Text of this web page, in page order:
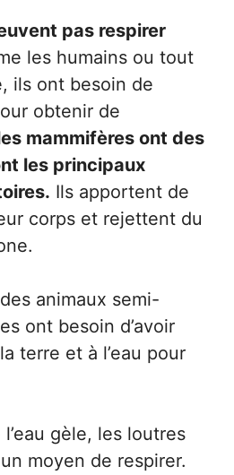
pas respirer
les humains ou tout
ils ont besoin de
obtenir de
mammifères ont des
les principaux
Ils apportent de
corps et rejettent du
animaux semi-
ont besoin d’avoir
terre et à l’eau pour
gèle, les loutres
moyen de respirer.